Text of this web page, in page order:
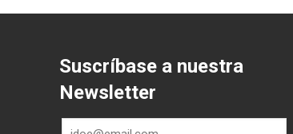
Suscríbase a nuestra
Newsletter